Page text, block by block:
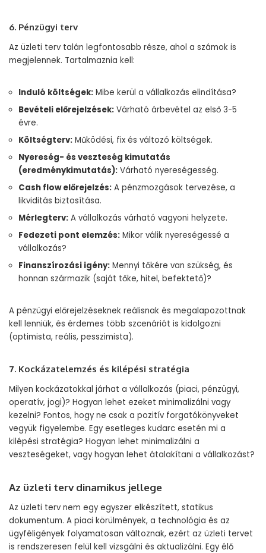
6. Pénzügyi terv
Az üzleti terv talán legfontosabb része, ahol a számok is
megjelennek. Tartalmaznia kell:
Induló költségek: Mibe kerül a vállalkozás elindítása?
Bevételi előrejelzések: Várható árbevétel az első 3-5
évre.
Költségterv: Működési, fix és változó költségek.
Nyereség- és veszteség kimutatás
(eredménykimutatás): Várható nyereségesség.
Cash flow előrejelzés: A pénzmozgások tervezése, a
likviditás biztosítása.
Mérlegterv: A vállalkozás várható vagyoni helyzete.
Fedezeti pont elemzés: Mikor válik nyereségessé a
vállalkozás?
Finanszírozási igény: Mennyi tőkére van szükség, és
honnan származik (saját tőke, hitel, befektető)?
A pénzügyi előrejelzéseknek reálisnak és megalapozottnak
kell lenniük, és érdemes több szcenáriót is kidolgozni
(optimista, reális, pesszimista).
7. Kockázatelemzés és kilépési stratégia
Milyen kockázatokkal járhat a vállalkozás (piaci, pénzügyi,
operatív, jogi)? Hogyan lehet ezeket minimalizálni vagy
kezelni? Fontos, hogy ne csak a pozitív forgatókönyveket
vegyük figyelembe. Egy esetleges kudarc esetén mi a
kilépési stratégia? Hogyan lehet minimalizálni a
veszteségeket, vagy hogyan lehet átalakítani a vállalkozást?
Az üzleti terv dinamikus jellege
Az üzleti terv nem egy egyszer elkészített, statikus
dokumentum. A piaci körülmények, a technológia és az
ügyféligények folyamatosan változnak, ezért az üzleti tervet
is rendszeresen felül kell vizsgálni és aktualizálni. Egy élő